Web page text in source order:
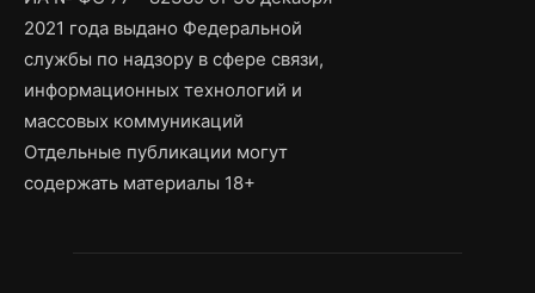
2021 года выдано Федеральной
службы по надзору в сфере связи,
информационных технологий и
массовых коммуникаций
Отдельные публикации могут
содержать материалы 18+